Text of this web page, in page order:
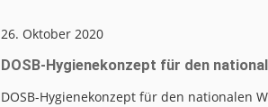
26. Oktober 2020
DOSB-Hygienekonzept für den
DOSB-Hygienekonzept für den nationalen